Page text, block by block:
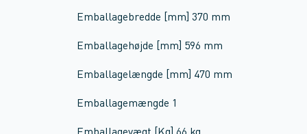
Emballagebredde [mm] 370 mm
Emballagehøjde [mm] 596 mm
Emballagelængde [mm] 470 mm
Emballagemængde 1